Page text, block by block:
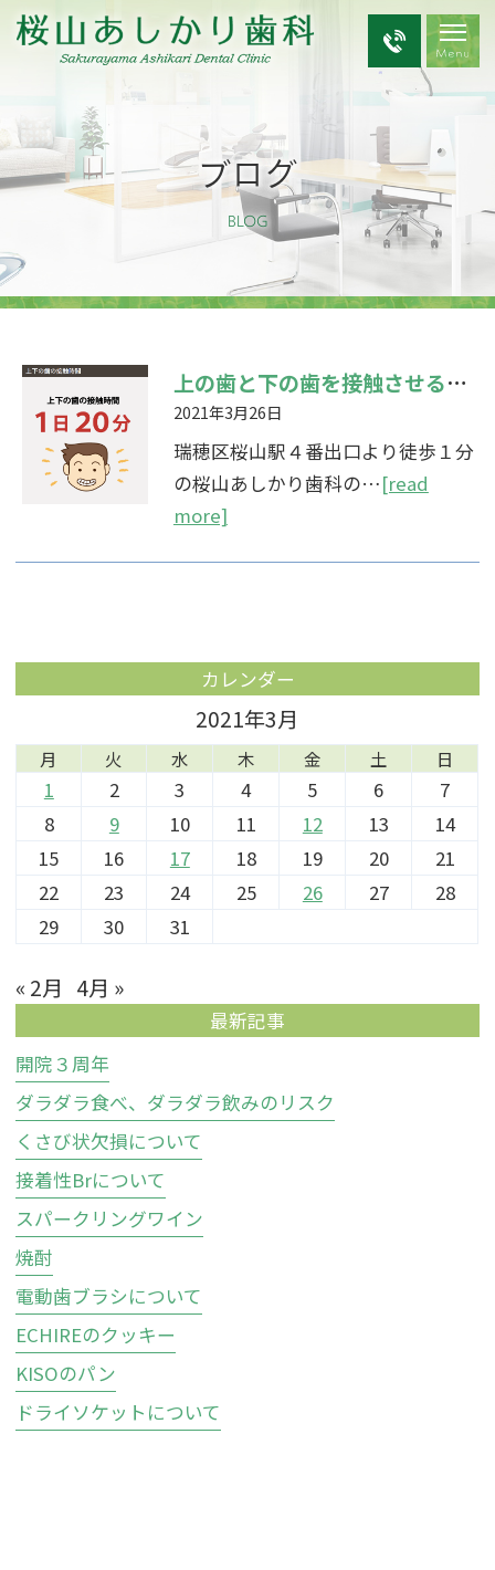
ブログ
BLOG
上の歯と下の歯を接触させるのは、よくない？！
2021年3月26日
瑞穂区桜山駅４番出口より徒歩１分
の桜山あしかり歯科の…[read
more]
カレンダー
2021年3月
月 火 水 木 金 土 日
1 2 3 4 5 6
7
8
9 10 11 12 13
14
15
16 17 18 19 20
21
22
23 24 25 26 27
28
29
30 31
« 2月 4月 »
最新記事
開院３周年
ダラダラ食べ、ダラダラ飲みのリスク
くさび状欠損について
接着性Brについて
スパークリングワイン
焼酎
電動歯ブラシについて
ECHIREのクッキー
KISOのパン
ドライソケットについて